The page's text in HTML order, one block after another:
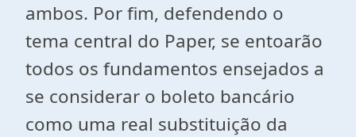
ambos. Por fim, defendendo o
tema central do Paper, se entoarão
todos os fundamentos ensejados a
se considerar o boleto bancário
como uma real substituição da